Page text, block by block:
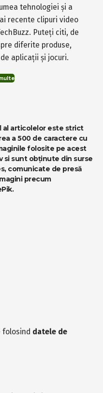
tehnologiei și a
recente clipuri video
Puteți citi, de
diferite produse,
aplicații și jocuri.
articolelor este strict
a 500 de caractere cu
folosite pe acest
si sunt obținute din surse
comunicate de presă
precum
.
folosind datele de